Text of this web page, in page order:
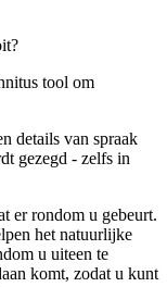
tool om
details van spraak
gezegd - zelfs in
er rondom u gebeurt.
het natuurlijke
u uiteen te
komt, zodat u kunt